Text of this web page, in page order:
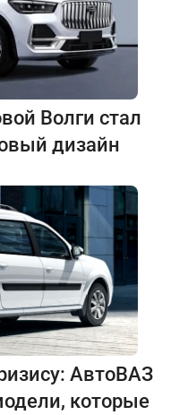
Волги стал
дизайн
АвтоВАЗ
которые